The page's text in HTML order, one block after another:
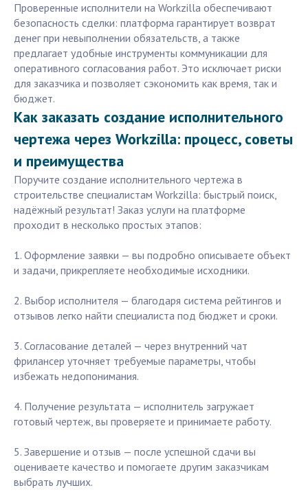
Проверенные исполнители на Workzilla обеспечивают
безопасность сделки: платформа гарантирует возврат
денег при невыполнении обязательств, а также
предлагает удобные инструменты коммуникации для
оперативного согласования работ. Это исключает риски
для заказчика и позволяет сэкономить как время, так и
бюджет.
Как заказать создание исполнительного
чертежа через Workzilla: процесс, советы
и преимущества
Поручите создание исполнительного чертежа в
строительстве специалистам Workzilla: быстрый поиск,
надёжный результат! Заказ услуги на платформе
проходит в несколько простых этапов:
1. Оформление заявки — вы подробно описываете объект
и задачи, прикрепляете необходимые исходники.
2. Выбор исполнителя — благодаря система рейтингов и
отзывов легко найти специалиста под бюджет и сроки.
3. Согласование деталей — через внутренний чат
фрилансер уточняет требуемые параметры, чтобы
избежать недопонимания.
4. Получение результата — исполнитель загружает
готовый чертеж, вы проверяете и принимаете работу.
5. Завершение и отзыв — после успешной сдачи вы
оцениваете качество и помогаете другим заказчикам
выбрать лучших.